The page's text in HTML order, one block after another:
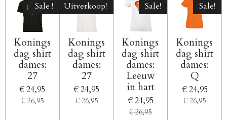
Sale !
Konings
dag shirt
dames:
27
€ 24,95
€ 26,95
Uitverkoop!
Konings
dag shirt
dames:
27
€ 24,95
€ 26,95
Sale!
Konings
dag shirt
dames:
Leeuw
in hart
€ 24,95
€ 26,95
Sale!
Konings
dag shirt
dames:
Q
€ 24,95
€ 26,95